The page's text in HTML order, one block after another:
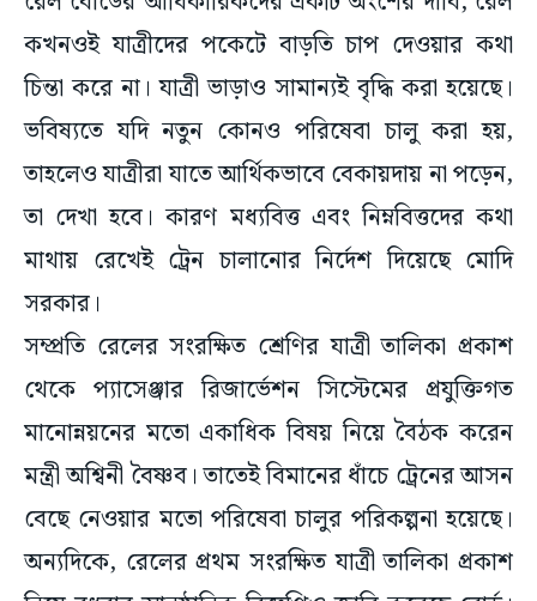
কখনওই যাত্রীদের পকেটে বাড়তি চাপ দেওয়ার কথা
চিন্তা করে না। যাত্রী ভাড়াও সামান্যই বৃদ্ধি করা হয়েছে।
ভবিষ্যতে যদি নতুন কোনও পরিষেবা চালু করা হয়,
তাহলেও যাত্রীরা যাতে আর্থিকভাবে বেকায়দায় না পড়েন,
তা দেখা হবে। কারণ মধ্যবিত্ত এবং নিম্নবিত্তদের কথা
মাথায় রেখেই ট্রেন চালানোর নির্দেশ দিয়েছে মোদি
সরকার।
সম্প্রতি রেলের সংরক্ষিত শ্রেণির যাত্রী তালিকা প্রকাশ
থেকে প্যাসেঞ্জার রিজার্ভেশন সিস্টেমের প্রযুক্তিগত
মানোন্নয়নের মতো একাধিক বিষয় নিয়ে বৈঠক করেন
মন্ত্রী অশ্বিনী বৈষ্ণব। তাতেই বিমানের ধাঁচে ট্রেনের আসন
বেছে নেওয়ার মতো পরিষেবা চালুর পরিকল্পনা হয়েছে।
অন্যদিকে, রেলের প্রথম সংরক্ষিত যাত্রী তালিকা প্রকাশ